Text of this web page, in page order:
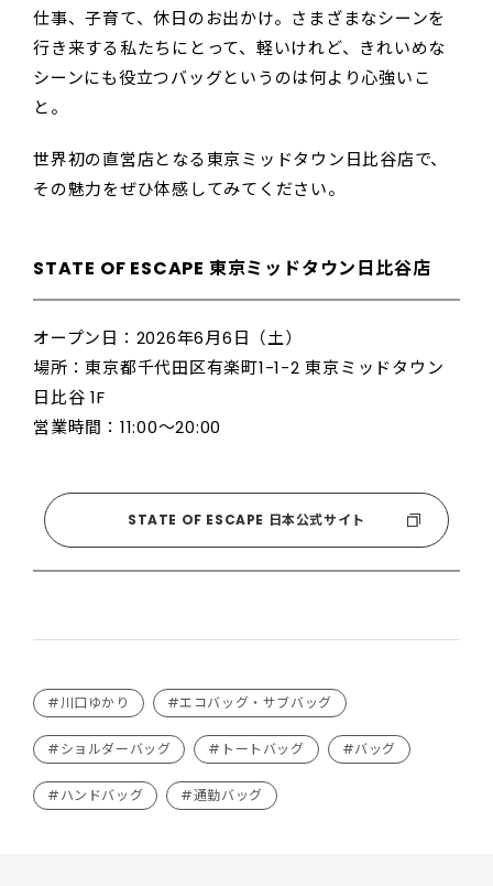
仕事、子育て、休日のお出かけ。さまざまなシーンを
行き来する私たちにとって、軽いけれど、きれいめな
シーンにも役立つバッグというのは何より心強いこ
と。
世界初の直営店となる東京ミッドタウン日比谷店で、
その魅力をぜひ体感してみてください。
STATE OF ESCAPE 東京ミッドタウン日比谷店
オープン日：2026年6月6日（土）
場所：東京都千代田区有楽町1-1-2 東京ミッドタウン
日比谷 1F
営業時間：11:00〜20:00
STATE OF ESCAPE 日本公式サイト
#川口ゆかり #エコバッグ・サブバッグ
#ショルダーバッグ #トートバッグ #バッグ
#ハンドバッグ #通勤バッグ